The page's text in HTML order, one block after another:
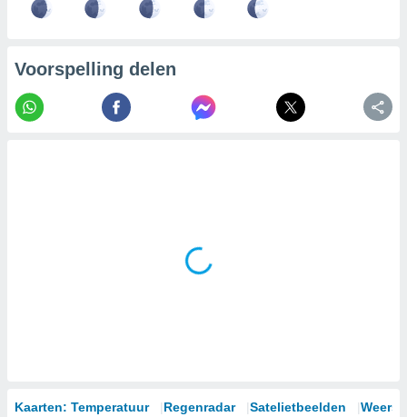
Voorspelling delen
Kaarten: Temperatuur Regenradar Satelietbeelden